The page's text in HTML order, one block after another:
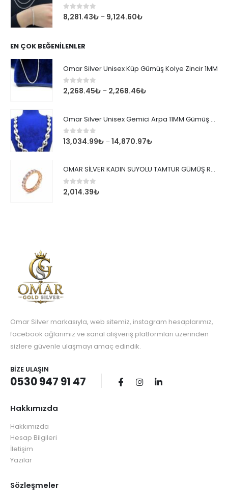
0 out of 5
8,281.43₺ – 9,124.60₺
EN ÇOK BEĞENILENLER
Omar Silver Unisex Küp Gümüş Kolye Zincir 1MM
0 out of 5
2,268.45₺ – 2,268.46₺
Omar Silver Unisex Gemici Arpa 11MM Gümüş Kolye Zincir
0out of 5
13,034.99₺ –14,870.97₺
OMAR SİLVER KADIN SUYOLU TAMTUR GÜMÜŞ ROSE YÜZÜK SU YOLU TAMTUR YÜZÜK Omr8149
0 out of 5
2,014.39₺
Omar Silver markasıyla, web sitemiz, instagram hesaplarımız,
facebook ağlarımız ve sanal alışveriş platformları üzerinden
sizlere güvenle ulaşmayı amaç edindik.
BIZE ULAŞIN
0530 947 91 47
Hakkımızda
Hakkımızda
Hesap Bilgileri
İletişim
Yazılar
Sözleşmeler